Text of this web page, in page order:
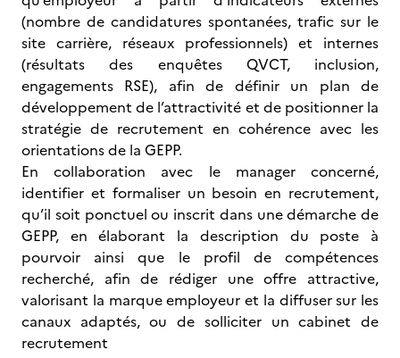
(nombre de candidatures spontanées, trafic sur le
site carrière, réseaux professionnels) et internes
(résultats des enquêtes QVCT, inclusion,
engagements RSE), afin de définir un plan de
développement de l’attractivité et de positionner la
stratégie de recrutement en cohérence avec les
orientations de la GEPP.
En collaboration avec le manager concerné,
identifier et formaliser un besoin en recrutement,
qu’il soit ponctuel ou inscrit dans une démarche de
GEPP, en élaborant la description du poste à
pourvoir ainsi que le profil de compétences
recherché, afin de rédiger une offre attractive,
valorisant la marque employeur et la diffuser sur les
canaux adaptés, ou de solliciter un cabinet de
recrutement